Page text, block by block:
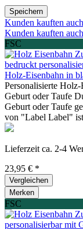
Speichern
Kunden kauften auch
Kunden kauften auch
FSC
Holz-Eisenbahn in
Personalisierte
Geburt oder Taufe
Geburt oder Taufe
von "Label Label"
Lieferzeit ca. 2-4
23,95 € *
Vergleichen
Merken
FSC